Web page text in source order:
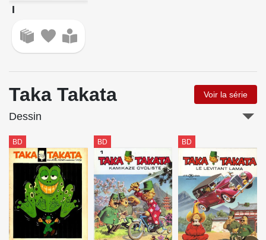
I
Taka Takata Voir la série
Dessin
BD BD BD